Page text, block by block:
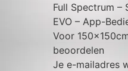
Full Spectrum –
EVO – App-
Voor
beoordelen
Je e-mailadres